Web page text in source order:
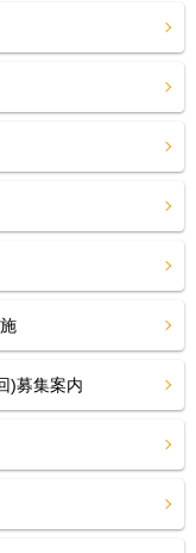
)募集案内